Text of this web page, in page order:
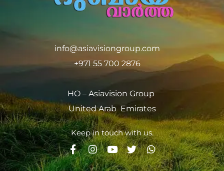
info@asiavisiongroup.com
+971 55 700 2876
HO – Asiavision Group
United Arab Emirates
Keep in touch with us.